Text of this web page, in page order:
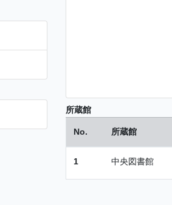
所蔵館
No. 所蔵館
1 中央図書館